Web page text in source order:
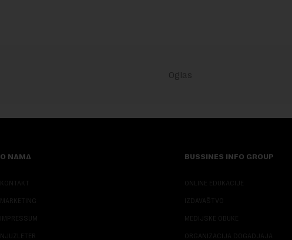
O NAMA
KONTAKT
MARKETING
IMPRESSUM
NJUZLETER
BUSSINES INFO GROUP
ONLINE EDUKACIJE
IZDAVAŠTVO
MEDIJSKE OBUKE
ORGANIZACIJA DOGADJAJA